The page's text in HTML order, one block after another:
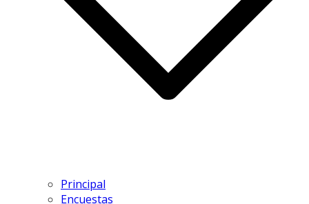
Principal
Encuestas